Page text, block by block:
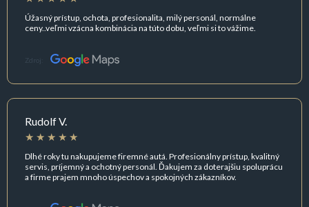
Úžasný prístup, ochota, profesionalita, milý personál, normálne
ceny..veľmi vzácna kombinácia na túto dobu, veľmi si to vážime.
Zdroj:
Rudolf V.
Dlhé roky tu nakupujeme firemné autá. Profesionálny prístup, kvalitný
servis, príjemný a ochotný personál. Ďakujem za doterajšiu spoluprácu
a firme prajem mnoho úspechov a spokojných zákazníkov.